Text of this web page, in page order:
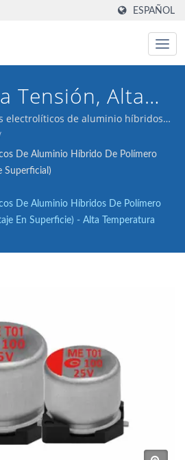
ESPAÑOL
Tensión, Alta
electrolíticos de aluminio híbridos
270μF ESR 20 (tipo de montaje
para cumplir con los
de voltaje y aplicaciones de
De Aluminio Híbrido De Polímero
Superficial)
De Aluminio Híbridos De Polímero
En Superficie) - Alta Temperatura